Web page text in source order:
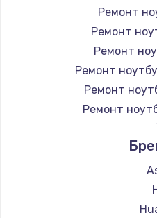
Ремонт
Ремонт
Ремонт
Ремонт
Ремонт
Ремонт
Ремонт
Ремонт
Ремонт
Ремонт
Ремонт